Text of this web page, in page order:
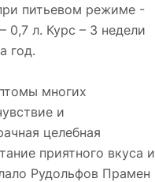
питьевом режиме -
0,7 л. Курс – 3 недели
год.
многих
и
целебная
приятного вкуса и
Рудольфов Прамен